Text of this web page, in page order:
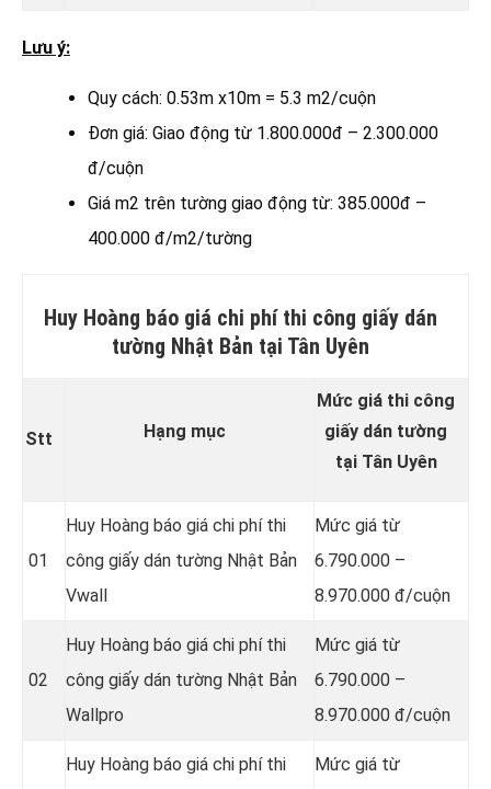
Lưu ý:
Quy cách: 0.53m x10m = 5.3 m2/cuộn
Đơn giá: Giao động từ 1.800.000đ – 2.300.000
đ/cuộn
Giá m2 trên tường giao động từ: 385.000đ –
400.000 đ/m2/tường
Huy Hoàng báo giá chi phí thi công giấy dán
tường Nhật Bản tại Tân Uyên
Stt Hạng mục
Mức giá thi công
giấy dán tường
tại Tân Uyên
01
Huy Hoàng báo giá chi phí thi
công giấy dán tường Nhật Bản
Vwall
Mức giá từ
6.790.000 –
8.970.000 đ/cuộn
02
Huy Hoàng báo giá chi phí thi
công giấy dán tường Nhật Bản
Wallpro
Mức giá từ
6.790.000 –
8.970.000 đ/cuộn
Huy Hoàng báo giá chi phí thi
Mức giá từ